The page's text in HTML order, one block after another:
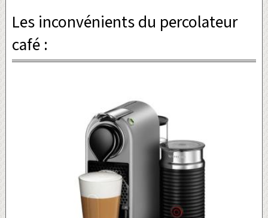
Les inconvénients du percolateur
café :